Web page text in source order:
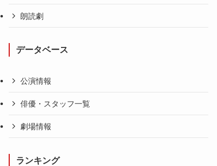
朗読劇
データベース
公演情報
俳優・スタッフ一覧
劇場情報
ランキング